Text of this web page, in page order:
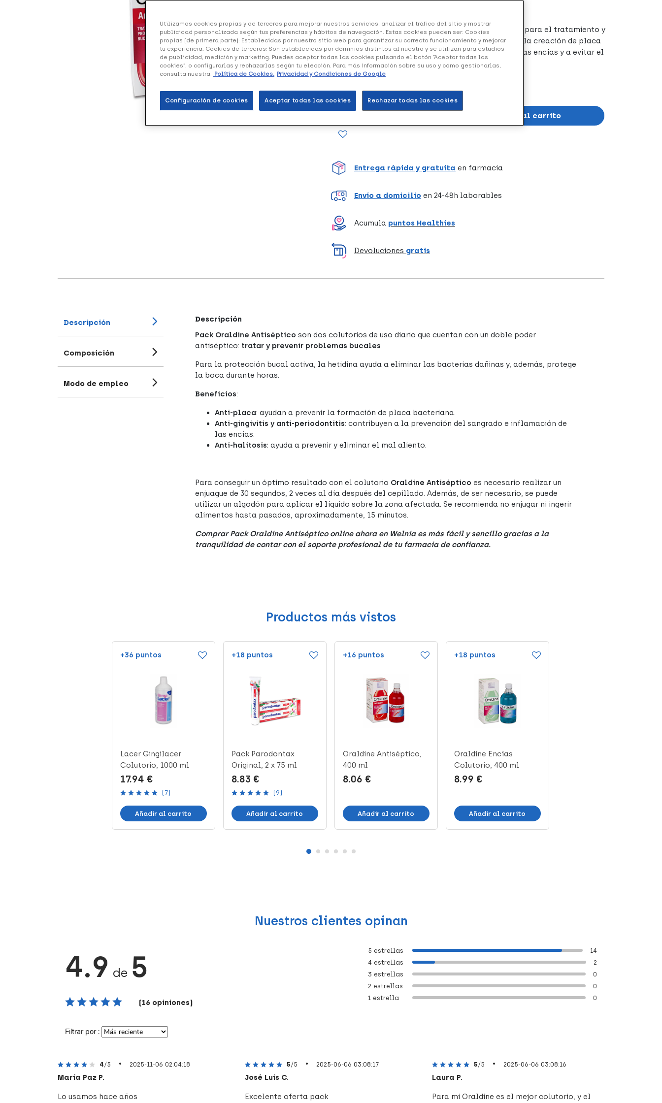
Pack Oraldine Antisépticoes un colutorio indicado para el tratamiento y
prevención de problemas bucales. Ayuda a prevenir la creación de placa
bacteriana, contribuye a reducir la inflamación de las encías y a evitar el
mal aliento.
Añadir al carrito
Entrega rápida y gratuita en farmacia
Envío a domicilio en 24-48h laborables
Acumula puntos Healthies
Devoluciones gratis
Descripción
Composición
Modo de empleo
Descripción
Pack Oraldine Antisépticoson dos colutorios de uso diario que cuentan con un doble poder
antiséptico: tratar y prevenir problemas bucales
Para la protección bucal activa, la hetidina ayuda a eliminar las bacterias dañinas y, además, protege
la boca durante horas.
Beneficios:
Anti-placa: ayudan a prevenir la formación de placa bacteriana.
Anti-gingivitis y anti-periodontitis: contribuyen a la prevención del sangrado e inflamación de
las encías.
Anti-halitosis: ayuda a prevenir y eliminar el mal aliento.
Para conseguir un óptimo resultado con el colutorio Oraldine Antisépticoes necesario realizar un
enjuague de 30 segundos, 2 veces al día después del cepillado. Además, de ser necesario, se puede
utilizar un algodón para aplicar el líquido sobre la zona afectada. Se recomienda no enjugar ni ingerir
alimentos hasta pasados, aproximadamente, 15 minutos.
Comprar Pack Oraldine Antiséptico online ahora en Welnia es más fácil y sencillo gracias a la
tranquilidad de contar con el soporte profesional de tu farmacia de confianza.
Productos más vistos
+36 puntos
Lacer Gingilacer
Colutorio, 1000 ml
17.94 €
(7)
Añadir al carrito
+18 puntos
Pack Parodontax
Original, 2 x 75 ml
8.83 €
(9)
Añadir al carrito
+16 puntos
Oraldine Antiséptico,
400 ml
8.06 €
Añadir al carrito
+18 puntos
Oraldine Encías
Colutorio, 400 ml
8.99 €
Añadir al carrito
Nuestros clientes opinan
4.9 de 5
(16 opiniones)
1 estrella 0
2 estrellas 0
3 estrellas 0
4 estrellas 2
5 estrellas 14
Filtrar por :
4/5 • 2025-11-06 02:04:18
María Paz P.
Lo usamos hace años
5/5 • 2025-06-06 03:08:17
José Luis C.
Excelente oferta pack
5/5 • 2025-06-06 03:08:16
Laura P.
Para mi Oraldine es el mejor colutorio, y el
Utilizamos cookies propias y de terceros para mejorar nuestros servicios, analizar el tráfico del sitio y mostrar
publicidad personalizada según tus preferencias y hábitos de navegación. Estas cookies pueden ser: Cookies
propias (de primera parte): Establecidas por nuestro sitio web para garantizar su correcto funcionamiento y mejorar
tu experiencia. Cookies de terceros: Son establecidas por dominios distintos al nuestro y se utilizan para estudios
de publicidad, medición y marketing. Puedes aceptar todas las cookies pulsando el botón “Aceptar todas las
cookies”, o configurarlas y rechazarlas según tu elección. Para más información sobre su uso y cómo gestionarlas,
consulta nuestra
Política de Cookies. Privacidad y Condiciones de Google
Configuración de cookies Rechazar todas las cookies
Aceptar todas las cookies